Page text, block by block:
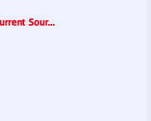
Sour...